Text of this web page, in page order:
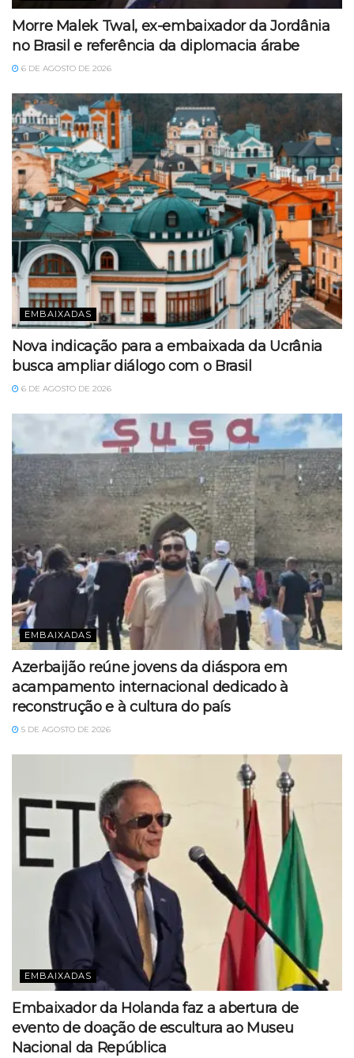
Morre Malek Twal, ex-embaixador da Jordânia
no Brasil e referência da diplomacia árabe
6 DE AGOSTO DE 2026
EMBAIXADAS
Nova indicação para a embaixada da Ucrânia
busca ampliar diálogo com o Brasil
6 DE AGOSTO DE 2026
EMBAIXADAS
Azerbaijão reúne jovens da diáspora em
acampamento internacional dedicado à
reconstrução e à cultura do país
5 DE AGOSTO DE 2026
EMBAIXADAS
Embaixador da Holanda faz a abertura de
evento de doação de escultura ao Museu
Nacional da República